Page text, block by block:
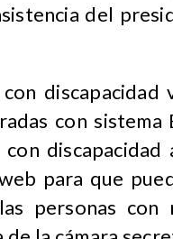
del
con
para que
personas con